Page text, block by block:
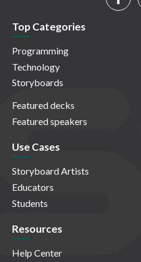
Top Categories
Programming
Technology
Storyboards
Featured decks
Featured speakers
Use Cases
Storyboard Artists
Educators
Students
Resources
Help Center